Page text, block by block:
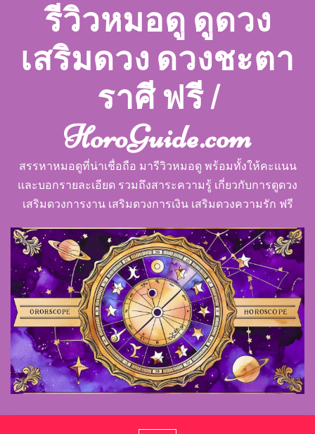
รีวิวหมอดู ดูดวง
เสริมดวง ดวงชะตา
ราศี ฟรี |
HoroGuide.com
สรรหาหมอดูที่น่าเชื่อถือ มารีวิวหมอดู พร้อมทั้งให้คะแนน
และบอกรายละเอียด รวมถึงสาระความรู้ เกี่ยวกับการดูดวง
เสริมดวงการงาน เสริมดวงการเงิน เสริมดวงความรัก ฟรี